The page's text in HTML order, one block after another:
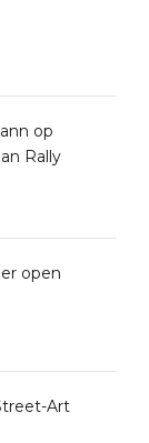
op
Rally
open
Art